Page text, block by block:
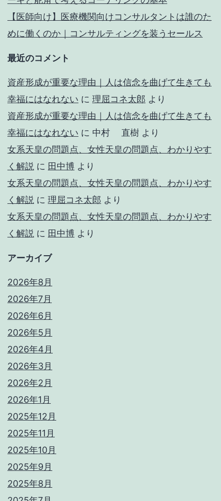
【医師向け】医療機関向けコンサルタントは誰のた
めに働くのか｜コンサルティングを装うセールス
最近のコメント
資産形成が重要な理由｜人は信念を曲げて生きても
幸福にはなれない に 理屈コネ太郎 より
資産形成が重要な理由｜人は信念を曲げて生きても
幸福にはなれない に 中村 直樹 より
女系天皇の問題点、女性天皇の問題点、わかりやす
く解説 に 田中博 より
女系天皇の問題点、女性天皇の問題点、わかりやす
く解説 に 理屈コネ太郎 より
女系天皇の問題点、女性天皇の問題点、わかりやす
く解説 に 田中博 より
アーカイブ
2026年8月
2026年7月
2026年6月
2026年5月
2026年4月
2026年3月
2026年2月
2026年1月
2025年12月
2025年11月
2025年10月
2025年9月
2025年8月